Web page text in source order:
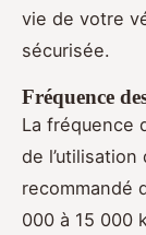
vie de votre
sécurisée.
Fréquence
La fréquence
de
recommandé
000 à 15 000